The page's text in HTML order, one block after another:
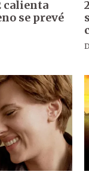
calienta
se prevé